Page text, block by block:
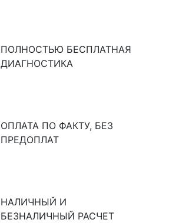
ПОЛНОСТЬЮ БЕСПЛАТНАЯ
ДИАГНОСТИКА
ОПЛАТА ПО ФАКТУ, БЕЗ
ПРЕДОПЛАТ
НАЛИЧНЫЙ И
БЕЗНАЛИЧНЫЙ РАСЧЕТ